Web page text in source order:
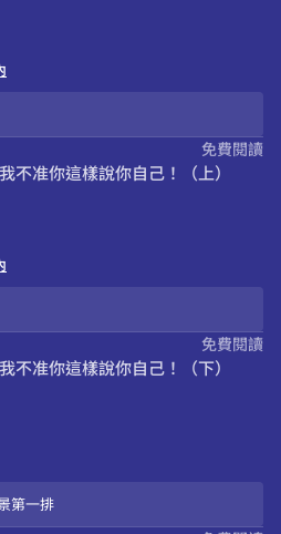
！
免費閱讀
不准你這樣說你自己！（上）
以後長大一定需要去看心理諮商
免費閱讀
不准你這樣說你自己！（下）
第一排